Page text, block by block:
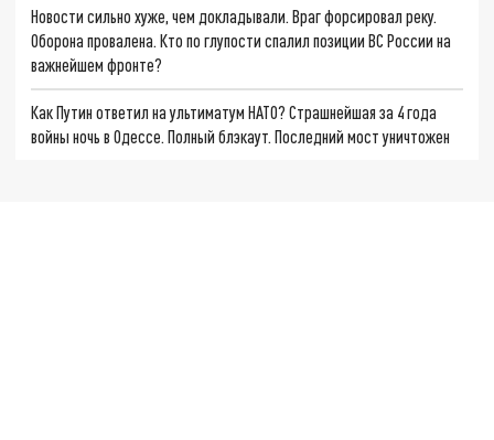
Новости сильно хуже, чем докладывали. Враг форсировал реку.
Оборона провалена. Кто по глупости спалил позиции ВС России на
важнейшем фронте?
Как Путин ответил на ультиматум НАТО? Страшнейшая за 4 года
войны ночь в Одессе. Полный блэкаут. Последний мост уничтожен